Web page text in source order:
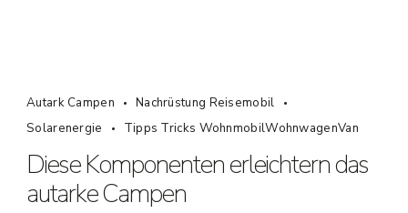
Autark Campen
Nachrüstung Reisemobil
Solarenergie
Tipps Tricks WohnmobilWohnwagenVan
Diese Komponenten erleichtern das
autarke Campen